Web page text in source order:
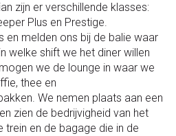
zijn er verschillende klasses:
Plus en Prestige.
en melden ons bij de balie waar
welke shift we het diner willen
we de lounge in waar we
thee en
We nemen plaats aan een
zien de bedrijvigheid van het
trein en de bagage die in de